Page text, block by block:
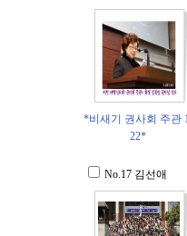
*비새기 권사회 주관
22*
No.17 김선애